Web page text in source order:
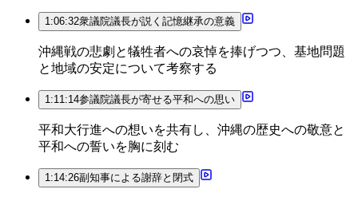
1:06:32衆議院議長が説く記憶継承の意義
沖縄戦の悲劇と犠牲者への哀悼を捧げつつ、基地問題
と地域の安定について考察する
1:11:14参議院議長が寄せる平和への思い
平和大行進への想いを共有し、沖縄の歴史への敬意と
平和への誓いを胸に刻む
1:14:26副知事による謝辞と閉式